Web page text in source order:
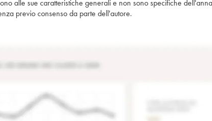
alle sue caratteristiche generali e non sono specifiche
previo consenso da parte dell'autore.